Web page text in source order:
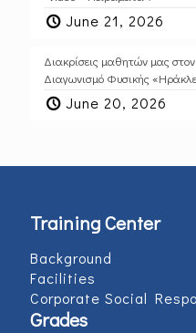
June 21, 2026
Διακρίσεις μαθητών μας
Διαγωνισμό Φυσικής
June 20, 2026
Training Center
Background
Facilities
Corporate Social
Grades